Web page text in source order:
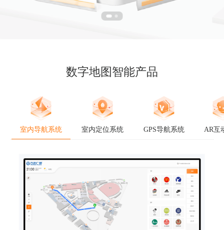
数字地图智能产品
室内导航系统 室内定位系统 GPS导航系统 AR互